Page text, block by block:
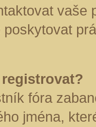
vaše
poskytovat
fóra
jména,